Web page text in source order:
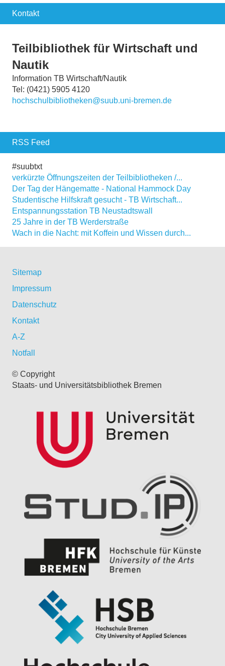
Kontakt
Teilbibliothek für Wirtschaft und
Nautik
Information TB Wirtschaft/Nautik
Tel: (0421) 5905 4120
hochschulbibliotheken@suub.uni-bremen.de
RSS Feed
#suubtxt
verkürzte Öffnungszeiten der Teilbibliotheken /...
Der Tag der Hängematte - National Hammock Day
Studentische Hilfskraft gesucht - TB Wirtschaft...
Entspannungsstation TB Neustadtswall
25 Jahre in der TB Werderstraße
Wach in die Nacht: mit Koffein und Wissen durch...
Sitemap
Impressum
Datenschutz
Kontakt
A-Z
Notfall
© Copyright
Staats- und Universitätsbibliothek Bremen